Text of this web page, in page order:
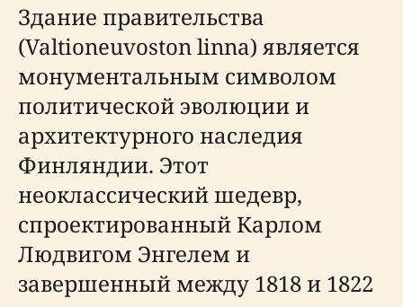
Здание правительства
(Valtioneuvoston linna) является
монументальным символом
политической эволюции и
архитектурного наследия
Финляндии. Этот
неоклассический шедевр,
спроектированный Карлом
Людвигом Энгелем и
завершенный между 1818 и 1822